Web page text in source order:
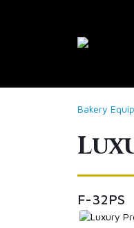
Bakery
F-32PS